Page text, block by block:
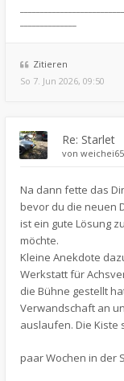
Zitieren
So 7. Jun 2026, 09:50
Re: Starlet
von weichei65
Na dann fette das
bevor du die neuen
ist ein gute Lösung
möchte.
Kleine Anekdote
Werkstatt für
die Bühne gestellt
Verwandschaft an
auslaufen. Die Kiste
paar Wochen in der